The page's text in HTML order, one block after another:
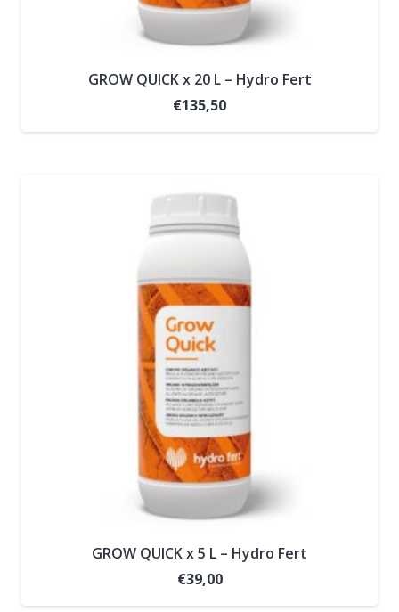
GROW QUICK x 20 L – Hydro Fert
€135,50
GROW QUICK x 5 L – Hydro Fert
€39,00